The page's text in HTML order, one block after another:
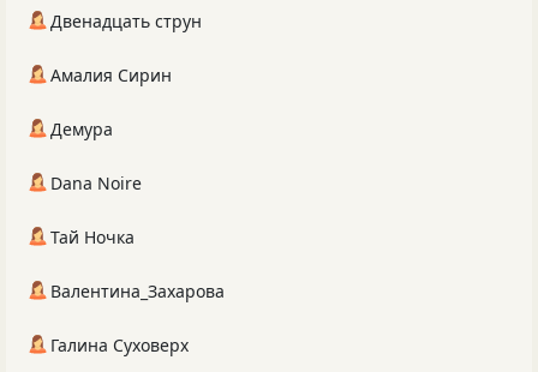
Двенадцать струн
Амалия Сирин
Демура
Dana Noire
Тай Ночка
Валентина_Захарова
Галина Суховерх